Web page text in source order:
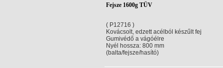
Fejsze 1600g TÜV
( P12716 )
Kovácsolt, edzett acélból készűlt fej
Gumivédő a vágóélre
Nyél hossza: 800 mm
(balta/fejsze/hasító)